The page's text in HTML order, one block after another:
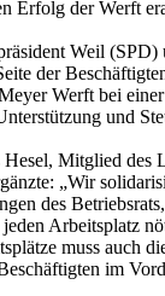
Erfolg der Werft
Weil (SPD)
der
Werft bei
und
Mitglied des
„Wir
des
Arbeitsplatz
muss auch
im